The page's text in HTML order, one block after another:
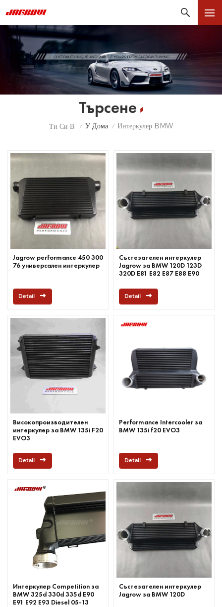
Търсене
Ти Си В: / У Дома / Интеркулер BMW
Jagrow performance 450 300
76 универсален интеркулер
Detail
Състезателен интеркулер
Jagrow за BMW 120D 123D
320D E81 E82 E87 E88 E90
Detail
Високопроизводителен
интеркулер за BMW 135i F20
EVO3
Detail
Performance Intercooler за
BMW 135i f20 EVO3
Detail
Интеркулер Competition за
BMW 325d 330d 335d E90
E91 E92 E93 Diesel 05-13
Състезателен интеркулер
Jagrow за BMW 120D